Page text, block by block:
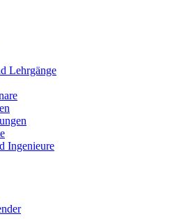
Lehrgänge
Ingenieure